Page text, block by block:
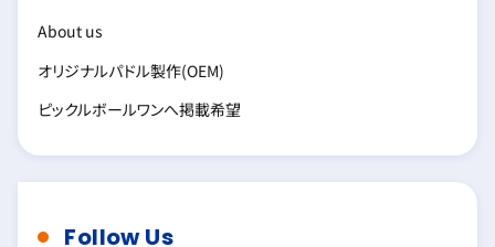
About us
オリジナルパドル製作(OEM)
ピックルボールワンへ掲載希望
Follow Us